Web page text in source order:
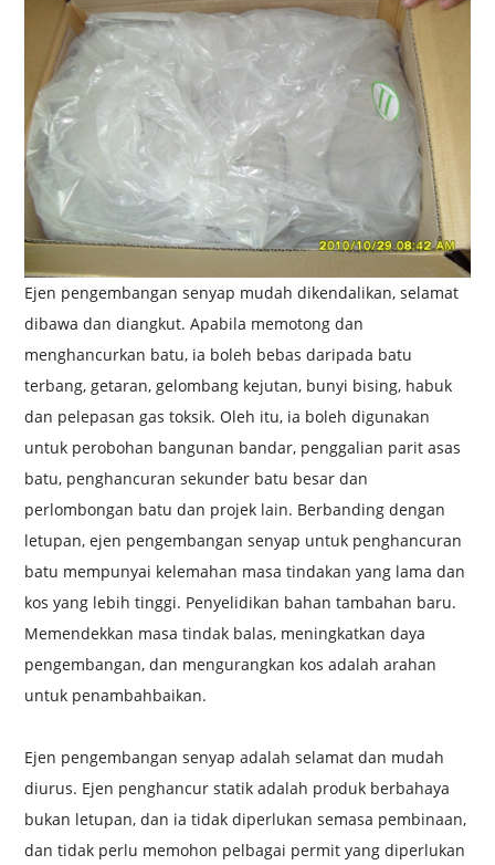
Ejen pengembangan senyap mudah dikendalikan, selamat
dibawa dan diangkut. Apabila memotong dan
menghancurkan batu, ia boleh bebas daripada batu
terbang, getaran, gelombang kejutan, bunyi bising, habuk
dan pelepasan gas toksik. Oleh itu, ia boleh digunakan
untuk perobohan bangunan bandar, penggalian parit asas
batu, penghancuran sekunder batu besar dan
perlombongan batu dan projek lain. Berbanding dengan
letupan, ejen pengembangan senyap untuk penghancuran
batu mempunyai kelemahan masa tindakan yang lama dan
kos yang lebih tinggi. Penyelidikan bahan tambahan baru.
Memendekkan masa tindak balas, meningkatkan daya
pengembangan, dan mengurangkan kos adalah arahan
untuk penambahbaikan.
Ejen pengembangan senyap adalah selamat dan mudah
diurus. Ejen penghancur statik adalah produk berbahaya
bukan letupan, dan ia tidak diperlukan semasa pembinaan,
dan tidak perlu memohon pelbagai permit yang diperlukan